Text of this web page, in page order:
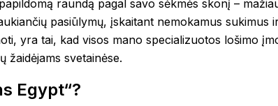
raundą pagal savo sėkmės skonį –
pasiūlymų, įskaitant nemokamus sukimus
yra tai, kad visos mano specializuotos lošimo
žaidėjams svetainėse.
Egypt“?